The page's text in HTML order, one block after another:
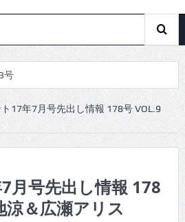
号
号
17年7月号先出し情報 178号 VOL.9
月号先出し情報 178
＆広瀬アリス